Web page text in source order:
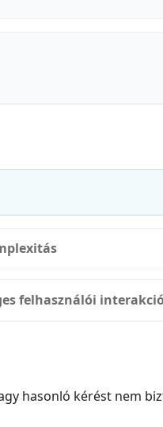
felhasználói
hasonló kérést nem